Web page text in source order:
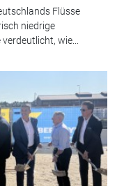
Flüsse
niedrige
wie...